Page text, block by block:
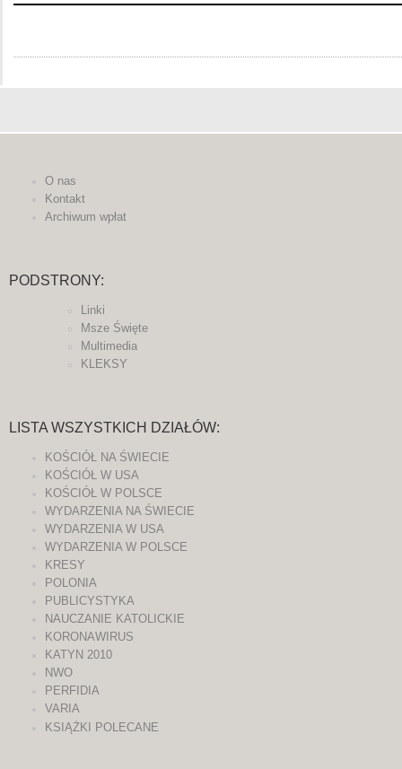
O nas
Kontakt
Archiwum wpłat
PODSTRONY:
Linki
Msze Święte
Multimedia
KLEKSY
LISTA WSZYSTKICH DZIAŁÓW:
KOŚCIÓŁ NA ŚWIECIE
KOŚCIÓŁ W USA
KOŚCIÓŁ W POLSCE
WYDARZENIA NA ŚWIECIE
WYDARZENIA W USA
WYDARZENIA W POLSCE
KRESY
POLONIA
PUBLICYSTYKA
NAUCZANIE KATOLICKIE
KORONAWIRUS
KATYN 2010
NWO
PERFIDIA
VARIA
KSIĄŻKI POLECANE